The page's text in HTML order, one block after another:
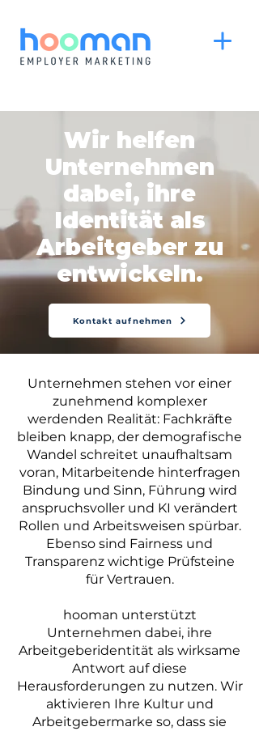
Wir helfen
Unternehmen
dabei, ihre
Identität als
Arbeitgeber zu
entwickeln.
Kontakt aufnehmen
Unternehmen stehen vor einer
zunehmend komplexer
werdenden Realität: Fachkräfte
bleiben knapp, der demografische
Wandel schreitet unaufhaltsam
voran, Mitarbeitende hinterfragen
Bindung und Sinn, Führung wird
anspruchsvoller und KI verändert
Rollen und Arbeitsweisen spürbar.
Ebenso sind Fairness und
Transparenz wichtige Prüfsteine
für Vertrauen.
hooman unterstützt
Unternehmen dabei, ihre
Arbeitgeberidentität als wirksame
Antwort auf diese
Herausforderungen zu nutzen. Wir
aktivieren Ihre Kultur und
Arbeitgebermarke so, dass sie